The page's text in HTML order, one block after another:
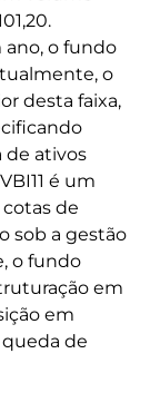
o fundo
o
desta faixa,
de ativos
é um
de
sob a gestão
o fundo
em
em
de